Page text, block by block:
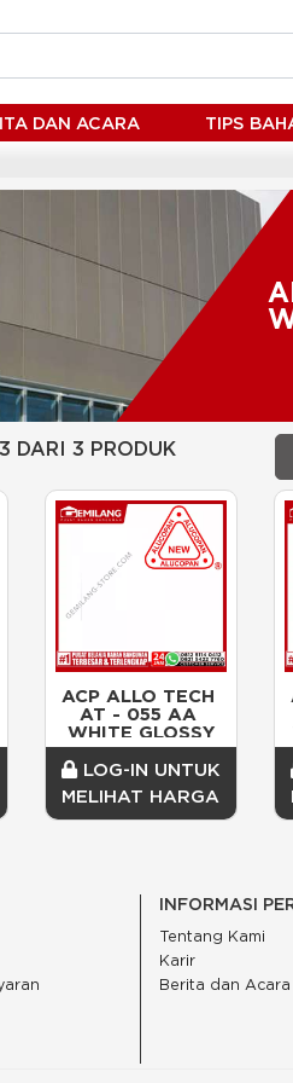
DAN ACARA TIPS
DARI 3 PRODUK
ACP ALLO TECH
AT - 055 AA
WHITE GLOSSY
LOG-IN UNTUK
MELIHAT HARGA
INFORMASI
Tentang Kami
Karir
Berita dan Acara